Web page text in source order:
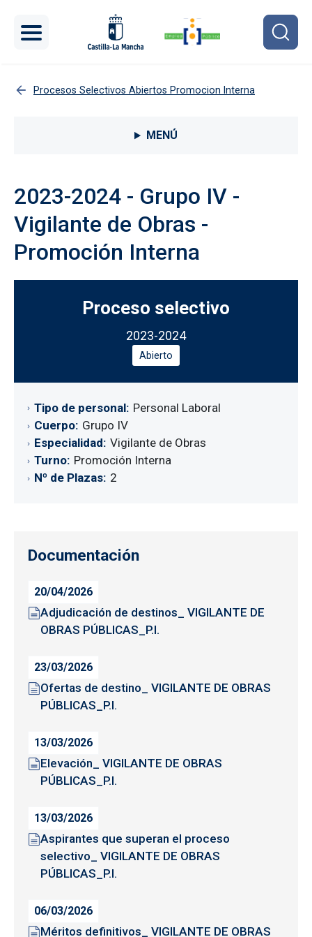
Procesos Selectivos Abiertos Promocion Interna
Menú lateral Procesos selectivos
MENÚ
2023-2024 - Grupo IV -
Vigilante de Obras -
Promoción Interna
Proceso selectivo
2023-2024
Abierto
Tipo de personal Personal Laboral
Cuerpo Grupo IV
Especialidad Vigilante de Obras
Turno Promoción Interna
Nº de Plazas 2
Documentación
20/04/2026
Adjudicación de destinos_ VIGILANTE DE
OBRAS PÚBLICAS_P.I.
23/03/2026
Ofertas de destino_ VIGILANTE DE OBRAS
PÚBLICAS_P.I.
13/03/2026
Elevación_ VIGILANTE DE OBRAS
PÚBLICAS_P.I.
13/03/2026
Aspirantes que superan el proceso
selectivo_ VIGILANTE DE OBRAS
PÚBLICAS_P.I.
06/03/2026
Méritos definitivos_ VIGILANTE DE OBRAS